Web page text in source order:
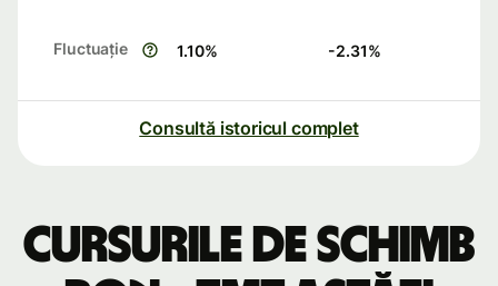
Fluctuație 1.10% -2.31%
Consultă istoricul complet
Cursurile de schimb